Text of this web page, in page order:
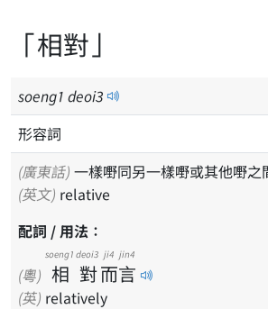
「相對」
soeng1 deoi3
形容詞
(廣東話) 一樣嘢同另一樣嘢或其他嘢之
(英文) relative
配詞 / 用法：
(粵) 相
soeng1
對
deoi3
而
ji4
言
jin4
(英) relatively